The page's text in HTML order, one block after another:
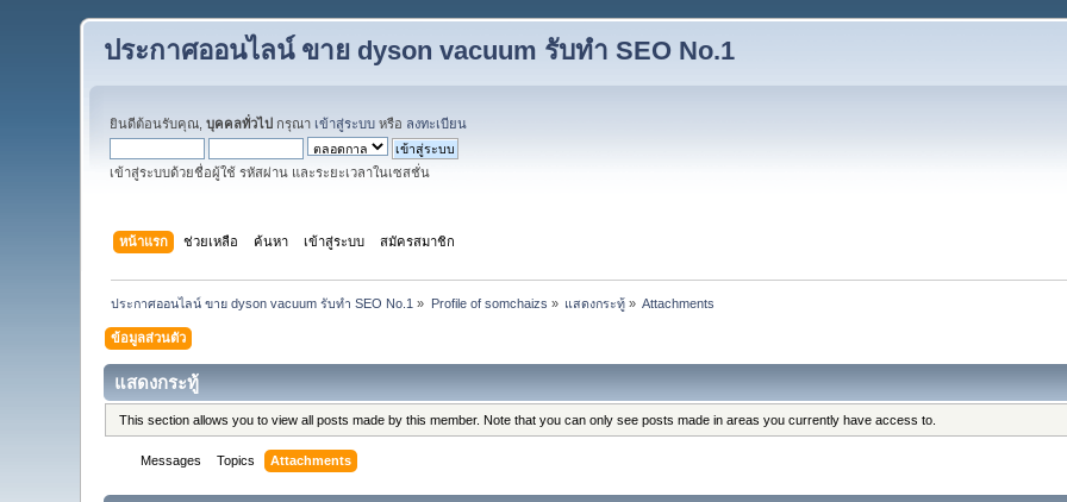
ประกาศออนไลน์ ขาย dyson vacuum รับทำ SEO No.1
ยินดีต้อนรับคุณ,บุคคลทั่วไป กรุณา เข้าสู่ระบบ หรือ ลงทะเบียน
เข้าสู่ระบบด้วยชื่อผู้ใช้ รหัสผ่าน และระยะเวลาในเซสชั่น
หน้าแรก ช่วยเหลือ ค้นหา เข้าสู่ระบบ สมัครสมาชิก
ประกาศออนไลน์ ขาย dyson vacuum รับทำ SEO No.1 » Profile of somchaizs » แสดงกระทู้ » Attachments
ข้อมูลส่วนตัว
แสดงกระทู้
This section allows you to view all posts made by this member. Note that you can only see posts made in areas you currently have access to.
Messages Topics Attachments